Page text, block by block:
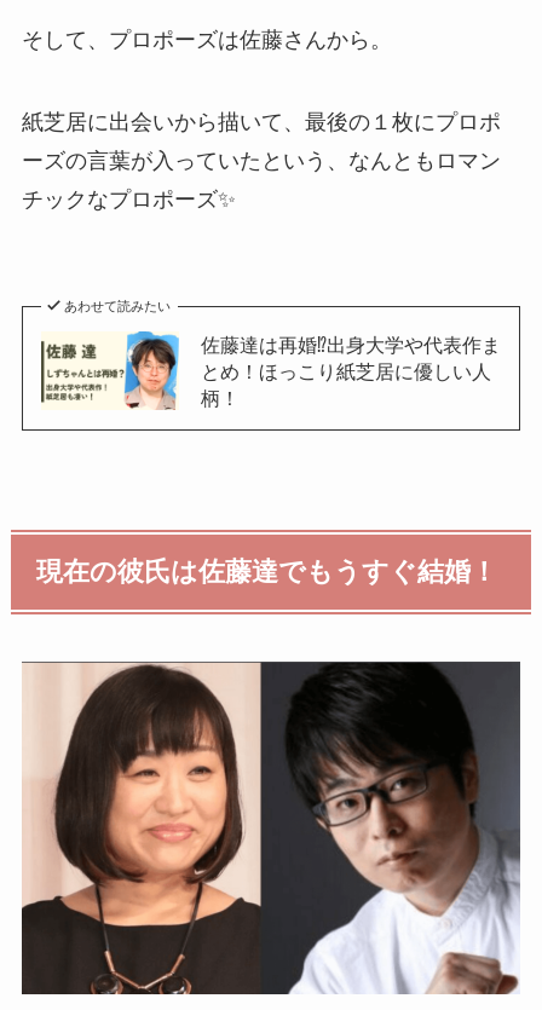
そして、プロポーズは佐藤さんから。
紙芝居に出会いから描いて、最後の１枚にプロポ
ーズの言葉が入っていたという、なんともロマン
チックなプロポーズ✨
あわせて読みたい
佐藤達は再婚⁉出身大学や代表作ま
とめ！ほっこり紙芝居に優しい人
柄！
現在の彼氏は佐藤達でもうすぐ結婚！